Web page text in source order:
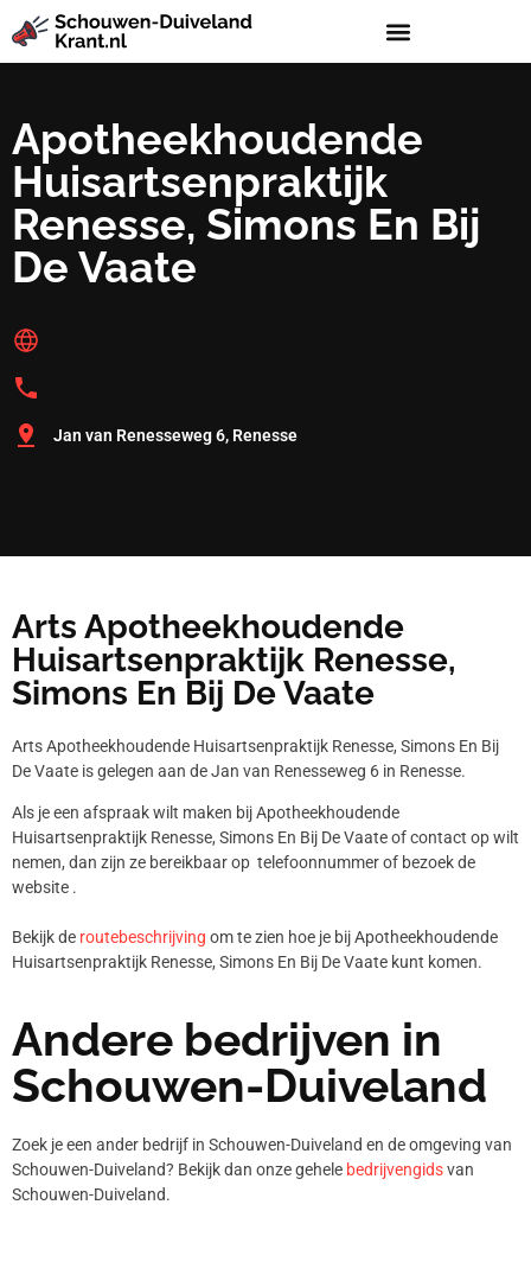
Apotheekhoudende
Huisartsenpraktijk
Renesse, Simons En Bij
De Vaate
Jan van Renesseweg 6, Renesse
Arts Apotheekhoudende
Huisartsenpraktijk Renesse,
Simons En Bij De Vaate
Arts Apotheekhoudende Huisartsenpraktijk Renesse, Simons En Bij
De Vaate is gelegen aan de Jan van Renesseweg 6 in Renesse.
Als je een afspraak wilt maken bij Apotheekhoudende
Huisartsenpraktijk Renesse, Simons En Bij De Vaate of contact op wilt
nemen, dan zijn ze bereikbaar op telefoonnummerof bezoek de
website .
Bekijk de routebeschrijving om te zien hoe je bij Apotheekhoudende
Huisartsenpraktijk Renesse, Simons En Bij De Vaate kunt komen.
Andere bedrijven in
Schouwen-Duiveland
Zoek je een ander bedrijf in Schouwen-Duiveland en de omgeving van
Schouwen-Duiveland? Bekijk dan onze gehele bedrijvengidsvan
Schouwen-Duiveland.